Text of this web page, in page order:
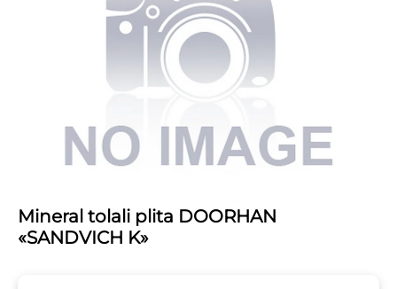
Mineral tolali plita DOORHAN
«SANDVICH K»